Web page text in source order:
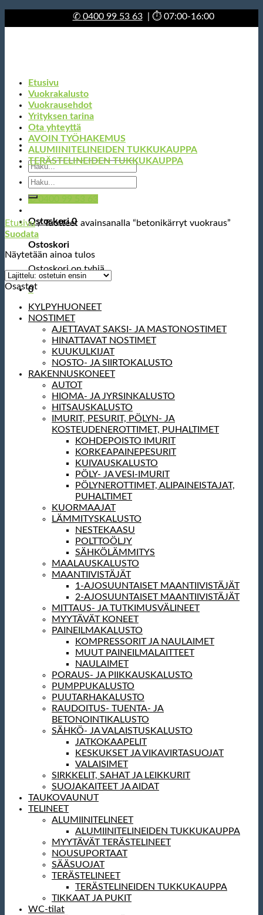
to
✆ 0400 99 53 63| ⏱ 07:00-16:00
Etsi:
✆ 0400 99 53 63
Ostoskori0
Ostoskori
Ostoskori on tyhjä.
0
Etusivu
Vuokrakalusto
Vuokrausehdot
Yrityksen tarina
Ota yhteyttä
AVOIN TYÖHAKEMUS
ALUMIINITELINEIDEN TUKKUKAUPPA
TERÄSTELINEIDEN TUKKUKAUPPA
Etsi:
Etusivu /Tuotteet avainsanalla “betonikärryt vuokraus”
Suodata
Näytetään ainoa tulos
Osastot
KYLPYHUONEET
NOSTIMET
AJETTAVAT SAKSI- JA MASTONOSTIMET
HINATTAVAT NOSTIMET
KUUKULKIJAT
NOSTO- JA SIIRTOKALUSTO
RAKENNUSKONEET
AUTOT
HIOMA- JA JYRSINKALUSTO
HITSAUSKALUSTO
IMURIT, PESURIT, PÖLYN- JA
KOSTEUDENEROTTIMET, PUHALTIMET
KOHDEPOISTO IMURIT
KORKEAPAINEPESURIT
KUIVAUSKALUSTO
PÖLY- JA VESI-IMURIT
PÖLYNEROTTIMET, ALIPAINEISTAJAT,
PUHALTIMET
KUORMAAJAT
LÄMMITYSKALUSTO
NESTEKAASU
POLTTOÖLJY
SÄHKÖLÄMMITYS
MAALAUSKALUSTO
MAANTIIVISTÄJÄT
1-AJOSUUNTAISET MAANTIIVISTÄJÄT
2-AJOSUUNTAISET MAANTIIVISTÄJÄT
MITTAUS- JA TUTKIMUSVÄLINEET
MYYTÄVÄT KONEET
PAINEILMAKALUSTO
KOMPRESSORIT JA NAULAIMET
MUUT PAINEILMALAITTEET
NAULAIMET
PORAUS- JA PIIKKAUSKALUSTO
PUMPPUKALUSTO
PUUTARHAKALUSTO
RAUDOITUS- TUENTA- JA
BETONOINTIKALUSTO
SÄHKÖ- JA VALAISTUSKALUSTO
JATKOKAAPELIT
KESKUKSET JA VIKAVIRTASUOJAT
VALAISIMET
SIRKKELIT, SAHAT JA LEIKKURIT
SUOJAKAITEET JA AIDAT
TAUKOVAUNUT
TELINEET
ALUMIINITELINEET
ALUMIINITELINEIDEN TUKKUKAUPPA
MYYTÄVÄT TERÄSTELINEET
NOUSUPORTAAT
SÄÄSUOJAT
TERÄSTELINEET
TERÄSTELINEIDEN TUKKUKAUPPA
TIKKAAT JA PUKIT
WC-tilat